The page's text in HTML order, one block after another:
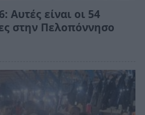
Αυτές είναι οι 54
στην Πελοπόννησο